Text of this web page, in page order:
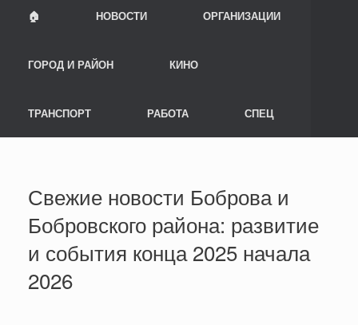
🏠 НОВОСТИ ОРГАНИЗАЦИИ
ГОРОД И РАЙОН КИНО
ТРАНСПОРТ РАБОТА СПЕЦ
Свежие новости Боброва и
Бобровского района: развитие
и события конца 2025 начала
2026